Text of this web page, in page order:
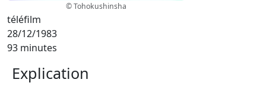
© Tohokushinsha
téléfilm
28/12/1983
93 minutes
Explication